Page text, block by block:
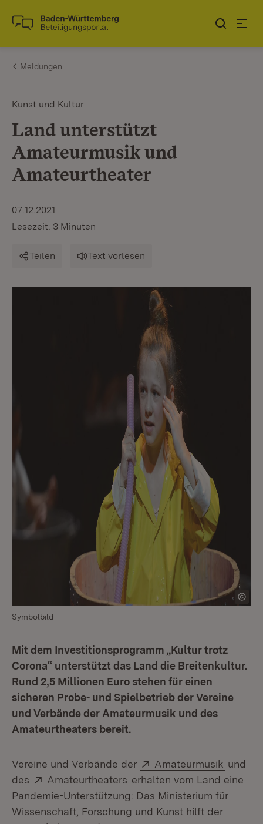
Zum Inhalt springen
Link zur Startseite
Meldungen
Kunst und Kultur
Land unterstützt
Amateurmusik und
Amateurtheater
07.12.2021
Lesezeit: 3 Minuten
Teilen Text vorlesen
Symbolbild
Mit dem Investitionsprogramm „Kultur trotz
Corona“ unterstützt das Land die Breitenkultur.
Rund 2,5 Millionen Euro stehen für einen
sicheren Probe- und Spielbetrieb der Vereine
und Verbände der Amateurmusik und des
Amateurtheaters bereit.
Vereine und Verbände der Extern:
Amateurmusik (Öffnet
und
des
Extern:
Amateurtheaters (Öffnet in neuem Fenster)
erhalten vom Land eine
Pandemie-Unterstützung: Das Ministerium für
Wissenschaft, Forschung und Kunst hilft der